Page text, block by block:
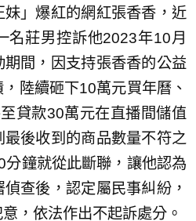
」爆紅的網紅張香香，近
名莊男控訴他2023年10月
間，因支持張香香的公益
陸續砸下10萬元買年曆、
貸款30萬元在直播間儲值
後收到的商品數量不符之
鐘就從此斷聯，讓他認為
查後，認定屬民事糾紛，
，依法作出不起訴處分。